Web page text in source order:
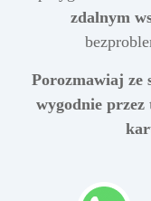
zdalnym
Porozmawiaj ze
wygodnie